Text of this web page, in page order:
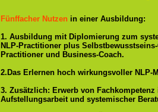
Fünffacher Nutzen in einer Ausbildung:
1. Ausbildung mit Diplomierung zum
NLP-Practitioner plus
Practitioner und Business-Coach.
2.Das Erlernen hoch wirkungsvoller NLP-
3. Zusätzlich: Erwerb von
Aufstellungsarbeit und systemischer